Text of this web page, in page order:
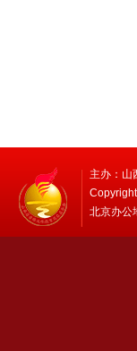
主办：山
北京办公